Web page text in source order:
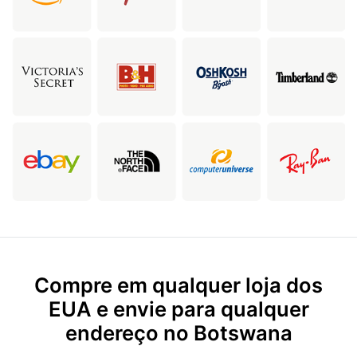
Compre em qualquer loja dos
EUA e envie para qualquer
endereço no Botswana